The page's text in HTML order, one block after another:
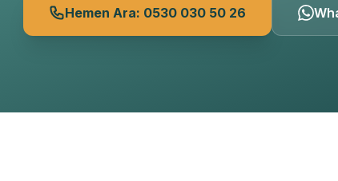
Hemen Ara: 0530 030 50 26